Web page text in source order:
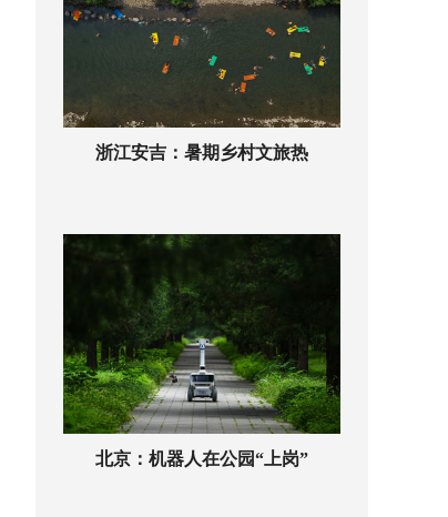
浙江安吉：暑期乡村文旅热
北京：机器人在公园“上岗”